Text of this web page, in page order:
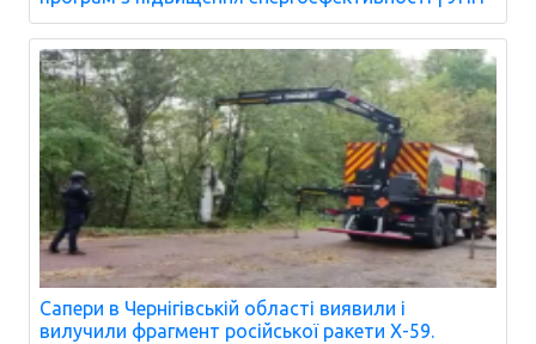
Сапери в Чернігівській області виявили і
вилучили фрагмент російської ракети Х-59.